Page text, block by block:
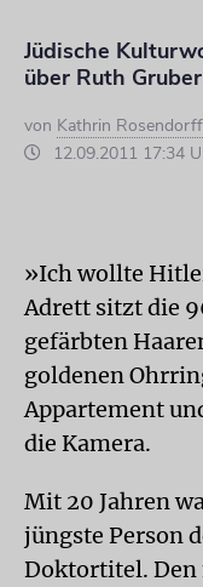
Jüdische
über Ruth Gruber
von Kathrin Rosendorff
12.09.2011 17:34
»Ich wollte
Adrett sitzt die
gefärbten
goldenen
Appartement
die Kamera.
Mit 20 Jahren
jüngste Person
Doktortitel. Den